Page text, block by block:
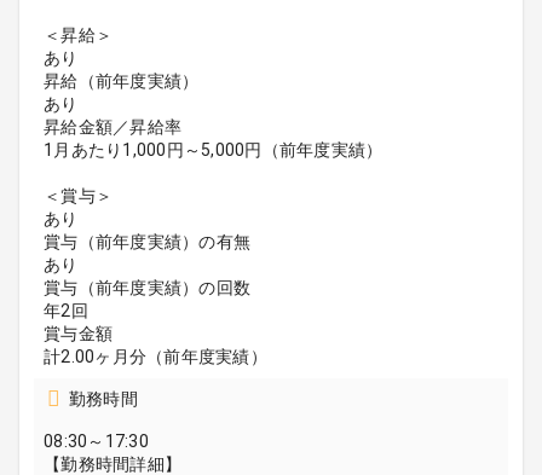
＜昇給＞
あり
昇給（前年度実績）
あり
昇給金額／昇給率
1月あたり1,000円～5,000円（前年度実績）
＜賞与＞
あり
賞与（前年度実績）の有無
あり
賞与（前年度実績）の回数
年2回
賞与金額
計2.00ヶ月分（前年度実績）
勤務時間
08:30～17:30
【勤務時間詳細】